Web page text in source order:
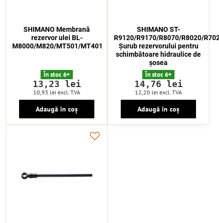
SHIMANO Membrană
rezervor ulei BL-
M8000/M820/MT501/MT401
În stoc 6+
13,23 lei
10,93 lei excl. TVA
Adaugă în coș
SHIMANO ST-
R9120/R9170/R8070/R8020/
Șurub rezervorului pentru
schimbătoare hidraulice de
șosea
În stoc 6+
14,76 lei
12,20 lei excl. TVA
Adaugă în coș